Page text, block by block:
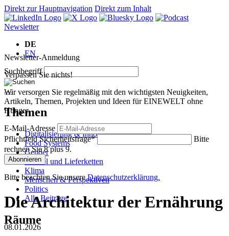
Direkt zur Hauptnavigation Direkt zum Inhalt
Newsletter
DE
EN
Suchbegriff
Themen
Digitalisierung & Innovation
Food Systems
Gender
Handel und Lieferketten
Klima
Menschen & Perspektiven
Politics
Alle Beiträge
Räume
Newsletter-Anmeldung
Verpassen Sie nichts!
Wir versorgen Sie regelmäßig mit den wichtigsten Neuigkeiten,
Artikeln, Themen, Projekten und Ideen für EINEWELT ohne
Hunger.
E-Mail-Adresse
PflichtfeldSicherheitsfrage*
Bitte
rechnen Sie 8 plus 9.
Abonnieren
Bitte beachten Sie unsereDatenschutzerklärung.
Die Architektur der Ernährung
08.01.2026